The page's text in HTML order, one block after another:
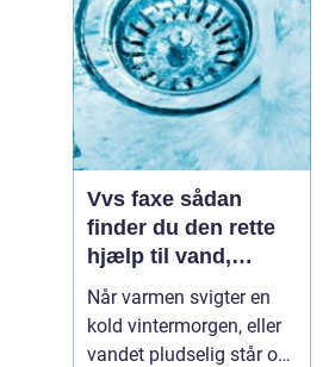
Vvs faxe sådan
finder du den rette
hjælp til vand,
varme og sanitet
Når varmen svigter en
kold vintermorgen, eller
vandet pludselig står op